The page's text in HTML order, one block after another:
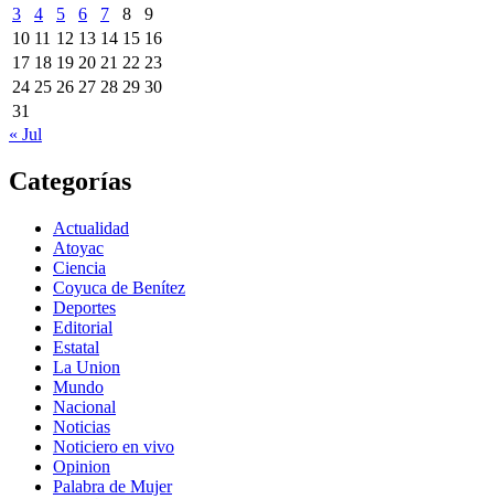
3
4 5 6 7 8
9
10 11 12 13 14 15 16
17 18 19 20 21 22 23
24 25 26 27 28 29 30
31
« Jul
Categorías
Actualidad
Atoyac
Ciencia
Coyuca de Benítez
Deportes
Editorial
Estatal
La Union
Mundo
Nacional
Noticias
Noticiero en vivo
Opinion
Palabra de Mujer